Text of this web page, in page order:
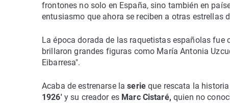
frontones no solo en España, sino también en
entusiasmo que ahora se reciben a otras estrellas
La época dorada de las raquetistas españolas
brillaron grandes figuras como María Antonia
Eibarresa".
Acaba de estrenarse laserieque rescata la
1926'y su creador esMarc Cistaré, quien no